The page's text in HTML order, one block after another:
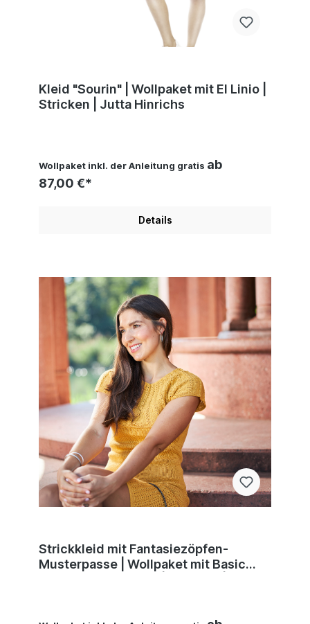
Kleid "Sourin" | Wollpaket mit El Linio |
Stricken | Jutta Hinrichs
Wollpaket inkl. der Anleitung gratis ab
87,00 €*
Details
Strickkleid mit Fantasiezöpfen-
Musterpasse | Wollpaket mit Basic